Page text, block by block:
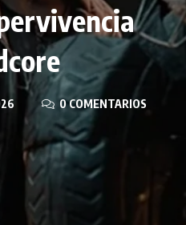
0 COMENTARIOS